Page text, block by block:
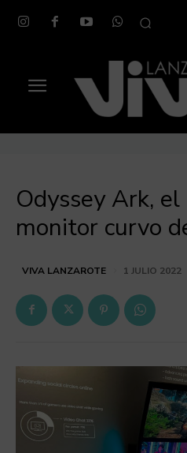
Odyssey Ark, el
monitor curvo
VIVA LANZAROTE 1 JULIO 2022